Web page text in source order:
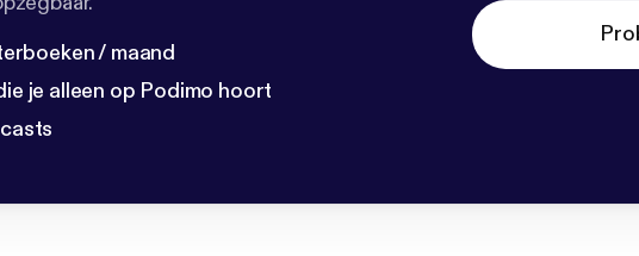
/ maand
je alleen op Podimo hoort